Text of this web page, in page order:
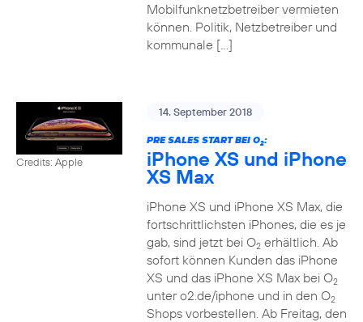
Mobilfunknetzbetreiber vermieten
können. Politik, Netzbetreiber und
kommunale […]
Credits: Apple
14. September 2018
PRE SALES START BEI O2:
iPhone XS und iPhone
XS Max
iPhone XS und iPhone XS Max, die
fortschrittlichsten iPhones, die es je
gab, sind jetzt bei O2erhältlich. Ab
sofort können Kunden das iPhone
XS und das iPhone XS Max bei O2
unter o2.de/iphone und in den O2
Shops vorbestellen. Ab Freitag, den